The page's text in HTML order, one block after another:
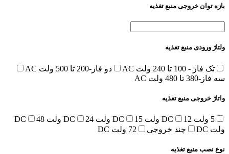
بازه توان خروجی منبع تغذیه
ولتاژ ورودی منبع تغذیه
تک فاز - 100 تا 240 ولت AC
دو فاز-200 تا 500 ولت AC
سه فاز-380 تا 480 ولت AC
واتاژ خروجی منبع تغذیه
5 ولت DC 12 ولت DC 15 ولت DC 24 ولت DC
48
ولت DC
چند خروجی 72 ولت DC
نوع نصب منبع تغذیه